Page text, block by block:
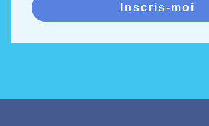
Inscris-moi